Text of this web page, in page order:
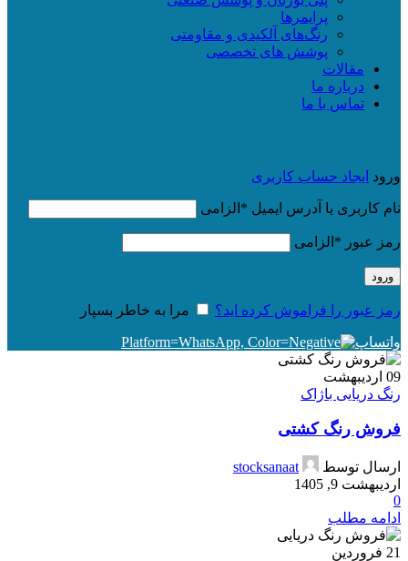
پرایمرها
رنگ‌های آلکیدی و مقاومتی
پوشش های تخصصی
مقالات
درباره ما
تماس با ما
ورود ایجاد حساب کاربری
نام کاربری یا آدرس ایمیل * الزامی
رمز عبور * الزامی
ورود
رمز عبور را فراموش کرده اید؟ مرا به خاطر بسپار
واتساپ
09 اردیبهشت
رنگ دریایی باژاک
فروش رنگ کشتی
ارسال توسط
stocksanaat
اردیبهشت 9, 1405
0
ادامه مطلب
21 فروردین